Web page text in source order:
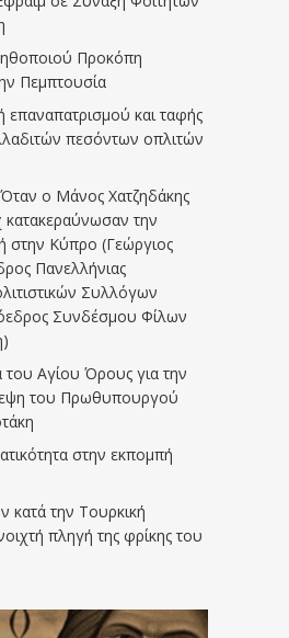
Προκόπη
Πεμπτουσία
επαναπατρισμού και ταφής
πεσόντων οπλιτών
ο Μάνος Χατζηδάκης
κατακεραύνωσαν την
στην Κύπρο (Γεώργιος
Πανελλήνιας
Συλλόγων
Συνδέσμου Φίλων
του Αγίου Όρους για την
του Πρωθυπουργού
στην εκπομπή
κατά την Τουρκική
πληγή της φρίκης του